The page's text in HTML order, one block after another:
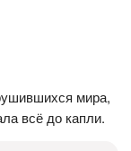
мира,
всё до капли.